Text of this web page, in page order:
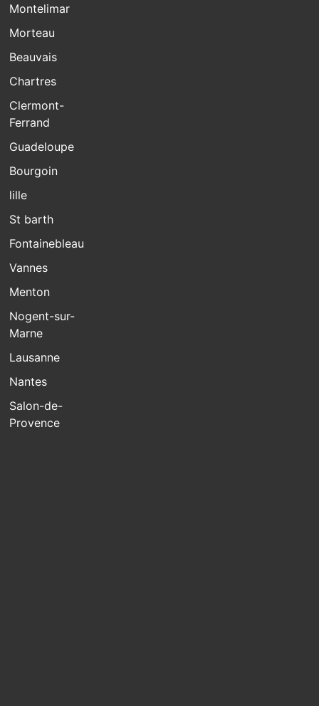
Montelimar
Morteau
Beauvais
Chartres
Clermont-
Ferrand
Guadeloupe
Bourgoin
lille
St barth
Fontainebleau
Vannes
Menton
Nogent-sur-
Marne
Lausanne
Nantes
Salon-de-
Provence